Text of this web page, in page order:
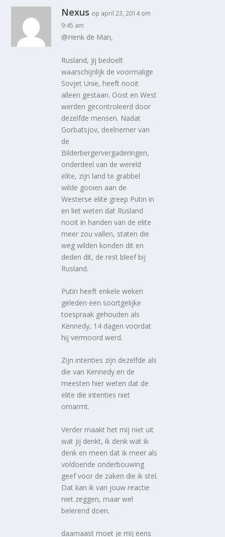
Nexus op april 23, 2014 om
9:45 am
@Henk de Man,
Rusland, jij bedoelt
waarschijnlijk de voormalige
Sovjet Unie, heeft nooit
alleen gestaan. Oost en West
werden gecontroleerd door
dezelfde mensen. Nadat
Gorbatsjov, deelnemer van
de
Bilderbergervergaderingen,
onderdeel van de wereld
elite, zijn land te grabbel
wilde gooien aan de
Westerse elite greep Putin in
en liet weten dat Rusland
nooit in handen van de elite
meer zou vallen, staten die
weg wilden konden dit en
deden dit, de rest bleef bij
Rusland.
Putin heeft enkele weken
geleden een soortgelijke
toespraak gehouden als
Kennedy, 14 dagen voordat
hij vermoord werd.
Zijn intenties zijn dezelfde als
die van Kennedy en de
meesten hier weten dat de
elite die intenties niet
omarmt.
Verder maakt het mij niet uit
wat jij denkt, ik denk wat ik
denk en meen dat ik meer als
voldoende onderbouwing
geef voor de zaken die ik stel.
Dat kan ik van jouw reactie
niet zeggen, maar wel
belerend doen.
daarnaast moet je mij eens